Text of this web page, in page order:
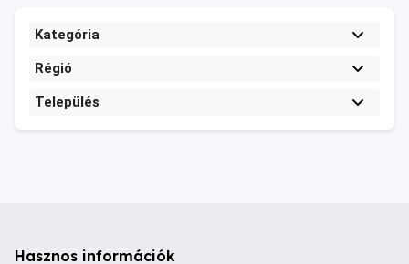
Kategória
Régió
Település
Hasznos információk